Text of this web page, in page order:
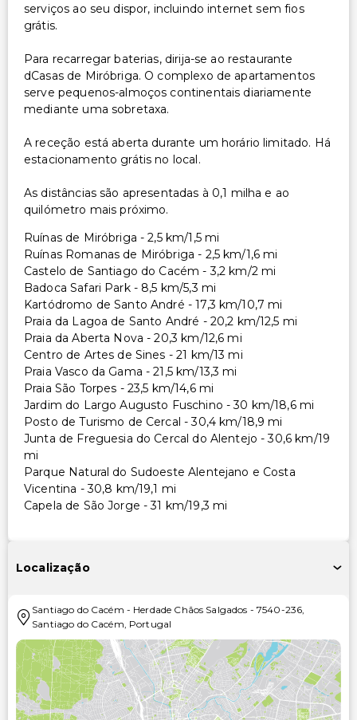
serviços ao seu dispor, incluindo internet sem fios
grátis.
Para recarregar baterias, dirija-se ao restaurante
dCasas de Miróbriga. O complexo de apartamentos
serve pequenos-almoços continentais diariamente
mediante uma sobretaxa.
A receção está aberta durante um horário limitado. Há
estacionamento grátis no local.
As distâncias são apresentadas à 0,1 milha e ao
quilómetro mais próximo.
Ruínas de Miróbriga - 2,5 km/1,5 mi
Ruínas Romanas de Miróbriga - 2,5 km/1,6 mi
Castelo de Santiago do Cacém - 3,2 km/2 mi
Badoca Safari Park - 8,5 km/5,3 mi
Kartódromo de Santo André - 17,3 km/10,7 mi
Praia da Lagoa de Santo André - 20,2 km/12,5 mi
Praia da Aberta Nova - 20,3 km/12,6 mi
Centro de Artes de Sines - 21 km/13 mi
Praia Vasco da Gama - 21,5 km/13,3 mi
Praia São Torpes - 23,5 km/14,6 mi
Jardim do Largo Augusto Fuschino - 30 km/18,6 mi
Posto de Turismo de Cercal - 30,4 km/18,9 mi
Junta de Freguesia do Cercal do Alentejo - 30,6 km/19
mi
Parque Natural do Sudoeste Alentejano e Costa
Vicentina - 30,8 km/19,1 mi
Capela de São Jorge - 31 km/19,3 mi
Localização
Santiago do Cacém - Herdade Chãos Salgados - 7540-236
Santiago do Cacém Portugal